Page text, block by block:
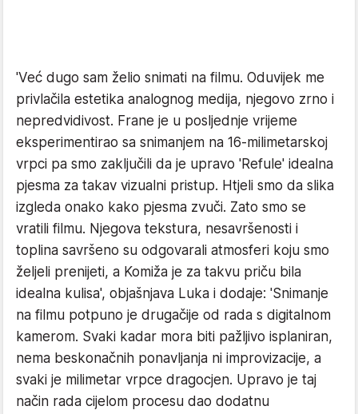
'Već dugo sam želio snimati na filmu. Oduvijek me
privlačila estetika analognog medija, njegovo zrno i
nepredvidivost. Frane je u posljednje vrijeme
eksperimentirao sa snimanjem na 16-milimetarskoj
vrpci pa smo zaključili da je upravo 'Refule' idealna
pjesma za takav vizualni pristup. Htjeli smo da slika
izgleda onako kako pjesma zvuči. Zato smo se
vratili filmu. Njegova tekstura, nesavršenosti i
toplina savršeno su odgovarali atmosferi koju smo
željeli prenijeti, a Komiža je za takvu priču bila
idealna kulisa', objašnjava Luka i dodaje: 'Snimanje
na filmu potpuno je drugačije od rada s digitalnom
kamerom. Svaki kadar mora biti pažljivo isplaniran,
nema beskonačnih ponavljanja ni improvizacije, a
svaki je milimetar vrpce dragocjen. Upravo je taj
način rada cijelom procesu dao dodatnu